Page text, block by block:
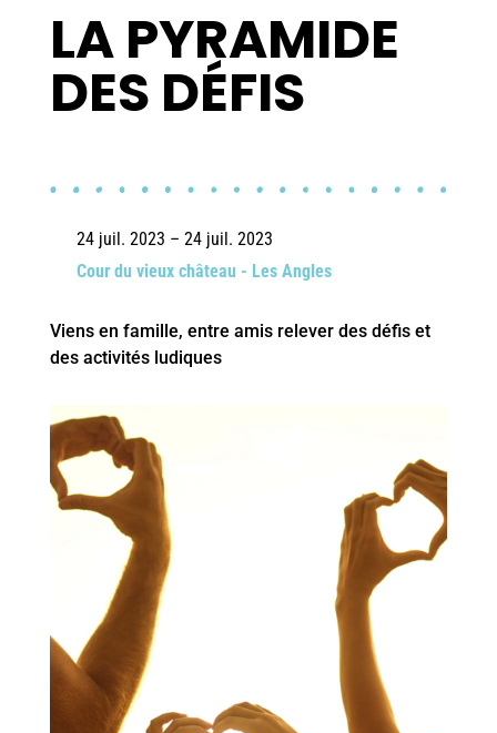
LA PYRAMIDE
DES DÉFIS
24 juil. 2023 – 24 juil. 2023
Cour du vieux château - Les Angles
Viens en famille, entre amis relever des défis et
des activités ludiques